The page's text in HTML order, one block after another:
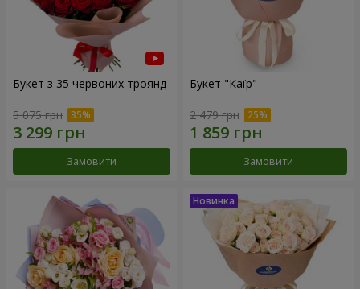
Букет з 35 червоних троянд
5 075 грн
Замовити
Букет "Каїр"
2 479 грн
Замовити